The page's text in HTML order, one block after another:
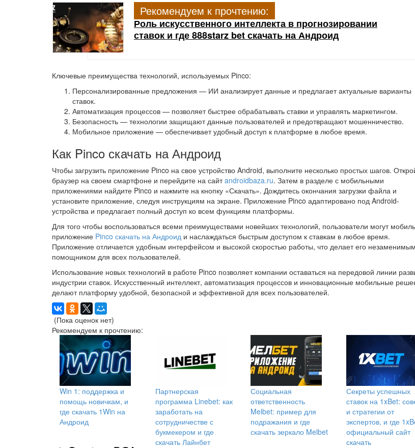
Рекомендуем к прочтению:
Роль искусственного интеллекта в прогнозировании
ставок и где 888starz bet скачать на Андроид
Ключевые преимущества технологий, используемых Pinco:
Персонализированные предложения — ИИ анализирует данные и предлагает актуальные варианты
ставок.
Автоматизация процессов — позволяет быстрее обрабатывать ставки и управлять маркетингом.
Безопасность — технологии защищают данные пользователей и предотвращают мошенничество.
Мобильное приложение — обеспечивает удобный доступ к платформе в любое время.
Как Pinco скачать на Андроид
Чтобы загрузить приложение Pinco на свое устройство Android, выполните несколько простых шагов.
браузер на своем смартфоне и перейдите на сайтandroidbaza.ru. Затем в разделе с мобильными
приложениями найдите Pinco и нажмите на кнопку «Скачать». Дождитесь окончания загрузки файла и
установите приложение, следуя инструкциям на экране. Приложение Pinco адаптировано под Android-
устройства и предлагает полный доступ ко всем функциям платформы.
Для того чтобы воспользоваться всеми преимуществами новейших технологий, пользователи могут
приложение Pinco скачать на Андроид и наслаждаться быстрым доступом к ставкам в любое время.
Приложение отличается удобным интерфейсом и высокой скоростью работы, что делает его незаменимым
помощником для всех пользователей.
Использование новых технологий в работе Pinco позволяет компании оставаться на передовой линии
индустрии ставок. Искусственный интеллект, автоматизация процессов и инновационные мобильные
делают платформу удобной, безопасной и эффективной для всех пользователей.
(Пока оценок нет)
Рекомендуем к прочтению:
Win 1: поддержка и
помощь новичкам, и
где скачать 1Win на
Андроид
Партнерская
программа Linebet: как
заработать на
сотрудничестве с
букмекером и где
скачать Лайнбет
Социальная
ответственность
Melbet: пример для
подражания и где
скачать зеркало Melbet
Секреты успешных
ставок на 1xBet:
и стратегии от
экспертов, и где
официальный сайт
скачать